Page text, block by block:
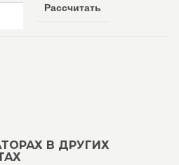
Рассчитать
В ДРУГИХ